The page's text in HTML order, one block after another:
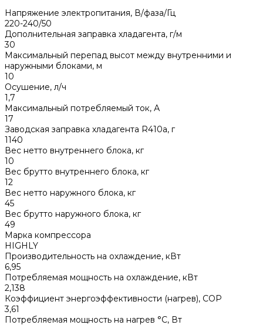
Напряжение электропитания, В/фаза/Гц
220-240/50
Дополнительная заправка хладагента, г/м
30
Максимальный перепад высот между внутренними и
наружными блоками, м
10
Осушение, л/ч
1,7
Максимальный потребляемый ток, А
17
Заводская заправка хладагента R410a, г
1140
Вес нетто внутреннего блока, кг
10
Вес брутто внутреннего блока, кг
12
Вес нетто наружного блока, кг
45
Вес брутто наружного блока, кг
49
Марка компрессора
HIGHLY
Производительность на охлаждение, кВт
6,95
Потребляемая мощность на охлаждение, кВт
2,138
Коэффициент энергоэффективности (нагрев), COP
3,61
Потребляемая мощность на нагрев °С, Вт